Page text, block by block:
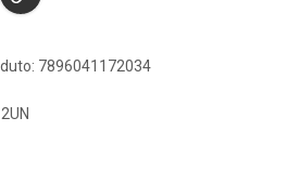
7896041172034